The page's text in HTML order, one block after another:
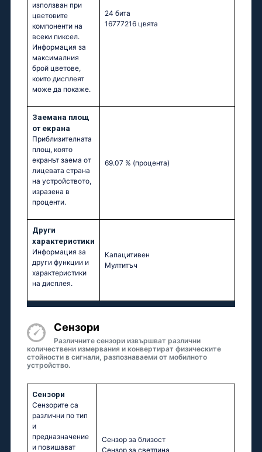
използван при
цветовите
компоненти на
всеки пиксел.
Информация за
максималния
брой цветове,
които дисплеят
може да покаже.
24 бита
16777216 цвята
Заемана площ
от екрана
Приблизителната
площ, която
екранът заема от
лицевата страна
на устройството,
изразена в
проценти.
69.07 % (процента)
Други
характеристики
Информация за
други функции и
характеристики
на дисплея.
Капацитивен
Мултитъч
Сензори
Различните сензори извършват различни
количествени измервания и конвертират физическите
стойности в сигнали, разпознаваеми от мобилното
устройство.
Сензори
Сензорите са
различни по тип
и
предназначение
и повишават
Сензор за близост
Сензор за светлина